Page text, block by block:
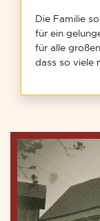
Die Familie
für ein
für alle
dass so viele